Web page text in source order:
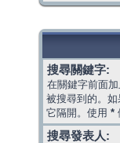
搜尋關鍵字:
在關鍵字前面加
被搜尋到的。
它隔開。使用 *
搜尋發表人: